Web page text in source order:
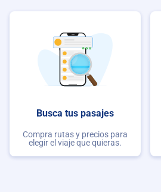
Busca tus pasajes
Compra rutas y precios para
elegir el viaje que quieras.